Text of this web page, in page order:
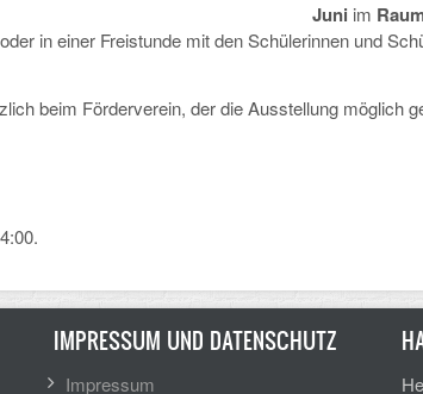
Juni im
in einer Freistunde mit den Schülerinnen und
beim Förderverein, der die Ausstellung möglich
IMPRESSUM UND DATENSCHUTZ
Impressum